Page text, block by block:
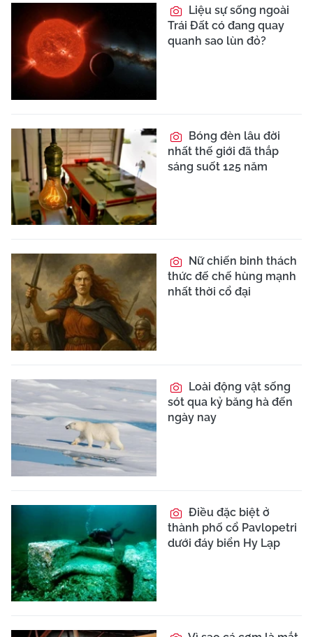
Liệu sự sống ngoài
Trái Đất có đang quay
quanh sao lùn đỏ?
Bóng đèn lâu đời
nhất thế giới đã thắp
sáng suốt 125 năm
Nữ chiến binh thách
thức đế chế hùng mạnh
nhất thời cổ đại
Loài động vật sống
sót qua kỷ băng hà đến
ngày nay
Điều đặc biệt ở
thành phố cổ Pavlopetri
dưới đáy biển Hy Lạp